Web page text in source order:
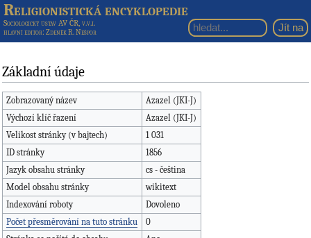
Religionistická encyklopedie
Sociologický ústav AV ČR, v.v.i.
hlavní editor: Zdeněk R. Nešpor
Základní údaje
Zobrazovaný název
Azazel (JKI-J)
Výchozí klíč řazení
Azazel (JKI-J)
Velikost stránky (v bajtech)
1 031
ID stránky
1856
Jazyk obsahu stránky
cs - čeština
Model obsahu stránky
wikitext
Indexování roboty
Dovoleno
Počet přesměrování na tuto stránku
0